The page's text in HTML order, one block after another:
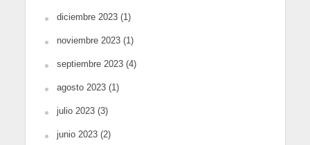
diciembre 2023(1)
noviembre 2023(1)
septiembre 2023(4)
agosto 2023(1)
julio 2023(3)
junio 2023(2)